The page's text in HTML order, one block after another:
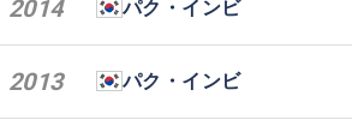
2014 パク・インビ
2013 パク・インビ